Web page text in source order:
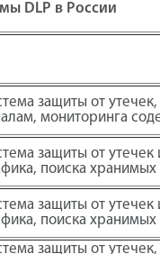
DLP в России
защиты от
мониторинга
защиты от
поиска
защиты от
поиска
защиты от